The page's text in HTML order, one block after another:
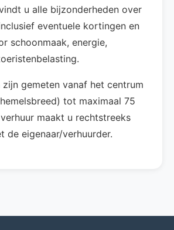
u alle bijzonderheden over
eventuele kortingen en
schoonmaak, energie,
zijn gemeten vanaf het centrum
tot maximaal 75
maakt u rechtstreeks
de eigenaar/verhuurder.